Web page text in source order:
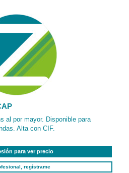
al por mayor. Disponible para
Alta con CIF.
para ver precio
regístrame